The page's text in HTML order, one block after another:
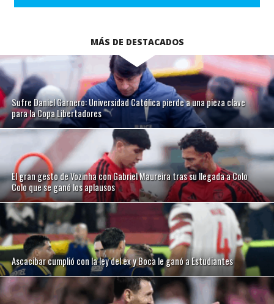
MÁS DE DESTACADOS
Sufre Daniel Garnero: Universidad Católica pierde a una pieza clave
para la Copa Libertadores
El gran gesto de Vozinha con Gabriel Maureira tras su llegada a Colo
Colo que se ganó los aplausos
Ascacibar cumplió con la ley del ex y Boca le ganó a Estudiantes